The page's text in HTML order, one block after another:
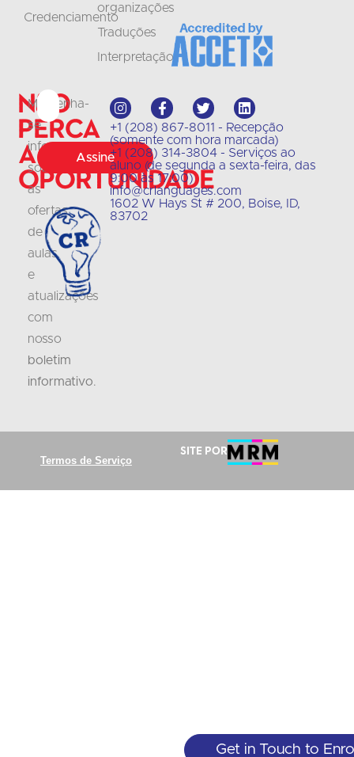
Não
perca
a
oportunidade
Mantenha-
se
informado
sobre
as
ofertas
de
aulas
e
atualizações
com
nosso
boletim
informativo.
Assine
+1 (208) 867-8011 - Recepção
(somente com hora marcada)
+1 (208) 314-3804 - Serviços ao
aluno (de segunda a sexta-feira, das
9:00 às 17:00)
info@crlanguages.com
1602 W Hays St # 200, Boise, ID,
83702
Credenciamento
organizações
Traduções
Interpretação
Get in Touch to
Termos de Serviço
Site por